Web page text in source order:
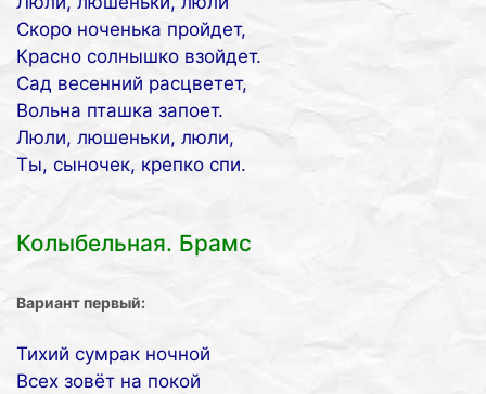
Скоро ноченька пройдет,
Красно солнышко взойдет.
Сад весенний расцветет,
Вольна пташка запоет.
Люли, люшеньки, люли,
Ты, сыночек, крепко спи.
Колыбельная. Брамс
Вариант первый:
Тихий сумрак ночной
Всех зовёт на покой